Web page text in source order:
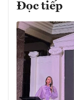
Đọc tiếp